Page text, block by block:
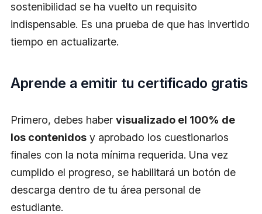
sostenibilidad se ha vuelto un requisito
indispensable. Es una prueba de que has invertido
tiempo en actualizarte.
Aprende a emitir tu certificado gratis
Primero, debes haber visualizado el 100% de
los contenidos y aprobado los cuestionarios
finales con la nota mínima requerida. Una vez
cumplido el progreso, se habilitará un botón de
descarga dentro de tu área personal de
estudiante.